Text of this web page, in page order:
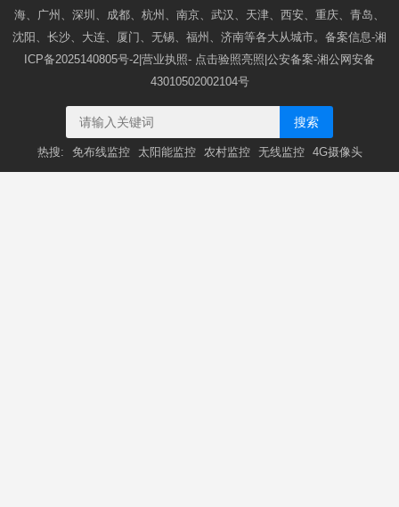
海、广州、深圳、成都、杭州、南京、武汉、天津、西安、重庆、青岛、
沈阳、长沙、大连、厦门、无锡、福州、济南等各大从城市。备案信息-湘
ICP备2025140805号-2 |营业执照- 点击验照亮照 |公安备案-湘公网安备
43010502002104号
搜索
热搜: 免布线监控 太阳能监控 农村监控 无线监控 4G摄像头